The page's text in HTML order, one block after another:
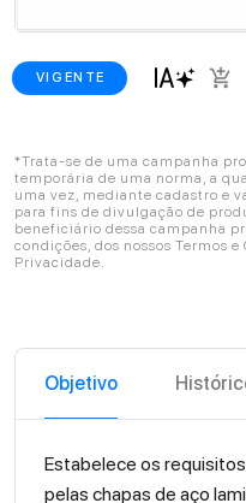
VIGENTE add_shopping_cart
*Trata-se de uma campanha
temporária de uma norma, a
uma vez, mediante cadastro e
para fins de divulgação de
beneficiário dessa campanha
condições, dos nossos Termos
Privacidade.
Objetivo
Estabelece os
pelas chapas de aço